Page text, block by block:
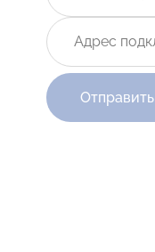
Отправить